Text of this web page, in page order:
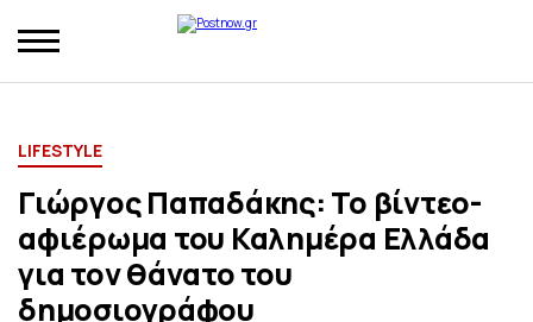
LIFESTYLE
Γιώργος Παπαδάκης: Το βίντεο-
αφιέρωμα του Καλημέρα Ελλάδα
για τον θάνατο του
δημοσιογράφου